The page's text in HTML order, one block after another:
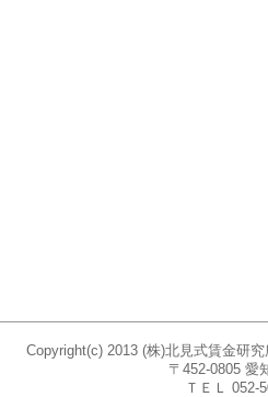
Copyright(c) 2013 (株)北見式賃金研
〒452-0805 愛
ＴＥＬ 052-